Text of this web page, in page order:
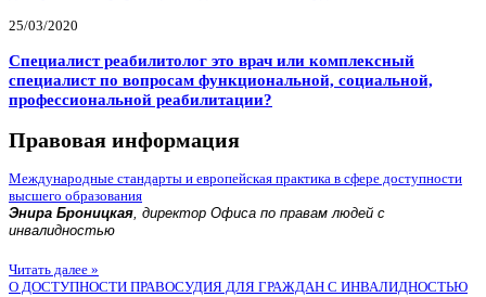
25/03/2020
Специалист реабилитолог это врач или комплексный
специалист по вопросам функциональной, социальной,
профессиональной реабилитации?
Правовая информация
Международные стандарты и европейская практика в сфере доступности
высшего образования
Энира Броницкая, директор Офиса по правам людей с
инвалидностью
Читать далее »
О ДОСТУПНОСТИ ПРАВОСУДИЯ ДЛЯ ГРАЖДАН С ИНВАЛИДНОСТЬЮ